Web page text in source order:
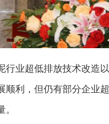
业超低排放技术改造
利，但仍有部分企业